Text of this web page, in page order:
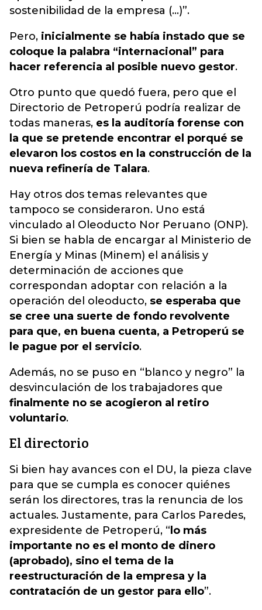
sostenibilidad de la empresa (...)”.
Pero, inicialmente se había instado que se
coloque la palabra “internacional” para
hacer referencia al posible nuevo gestor.
Otro punto que quedó fuera, pero que el
Directorio de Petroperú podría realizar de
todas maneras, es la auditoría forense con
la que se pretende encontrar el porqué se
elevaron los costos en la construcción de la
nueva refinería de Talara.
Hay otros dos temas relevantes que
tampoco se consideraron. Uno está
vinculado al Oleoducto Nor Peruano (ONP).
Si bien se habla de encargar al Ministerio de
Energía y Minas (Minem) el análisis y
determinación de acciones que
correspondan adoptar con relación a la
operación del oleoducto, se esperaba que
se cree una suerte de fondo revolvente
para que, en buena cuenta, a Petroperú se
le pague por el servicio.
Además, no se puso en “blanco y negro” la
desvinculación de los trabajadores que
finalmente no se acogieron al retiro
voluntario.
El directorio
Si bien hay avances con el DU, la pieza clave
para que se cumpla es conocer quiénes
serán los directores, tras la renuncia de los
actuales. Justamente, para Carlos Paredes,
expresidente de Petroperú, “ lo más
importante no es el monto de dinero
(aprobado), sino el tema de la
reestructuración de la empresa y la
contratación de un gestor para ello”.